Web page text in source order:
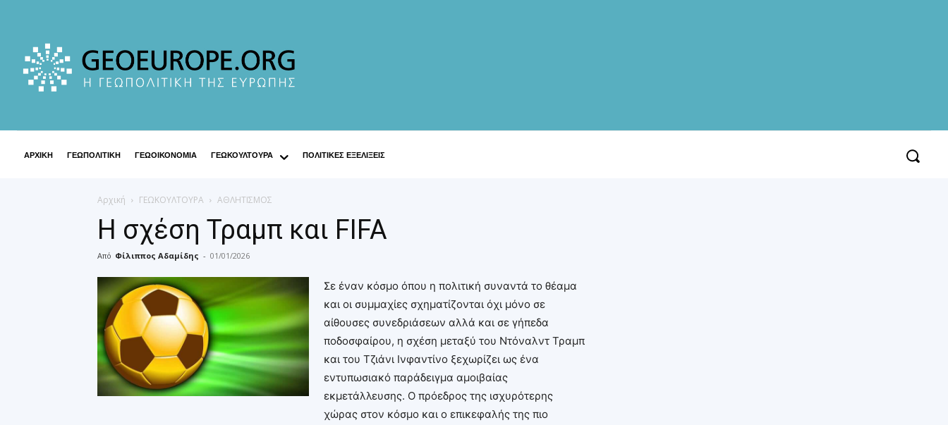
ΑΡΧΙΚΗ ΓΕΩΠΟΛΙΤΙΚΗ ΓΕΩΟΙΚΟΝΟΜΙΑ ΓΕΩΚΟΥΛΤΟΥΡΑ ΠΟΛΙΤΙΚΕΣ ΕΞΕΛΙΞΕΙΣ
Αρχική ΓΕΩΚΟΥΛΤΟΥΡΑ ΑΘΛΗΤΙΣΜΟΣ
Η σχέση Τραμπ και FIFA
Από Φίλιππος Αδαμίδης - 01/01/2026
Σε έναν κόσμο όπου η πολιτική συναντά το θέαμα
και οι συμμαχίες σχηματίζονται όχι μόνο σε
αίθουσες συνεδριάσεων αλλά και σε γήπεδα
ποδοσφαίρου, η σχέση μεταξύ του Ντόναλντ Τραμπ
και του Τζιάνι Ινφαντίνο ξεχωρίζει ως ένα
εντυπωσιακό παράδειγμα αμοιβαίας
εκμετάλλευσης. Ο πρόεδρος της ισχυρότερης
χώρας στον κόσμο και ο επικεφαλής της πιο